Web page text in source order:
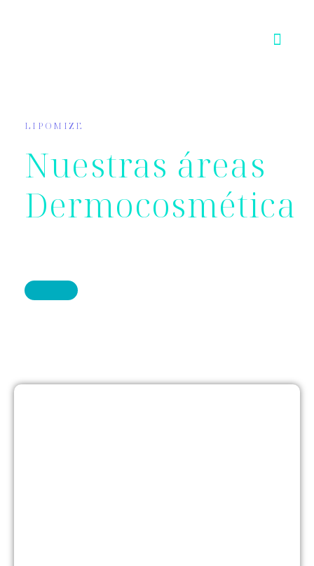
LIPOMIZE
Nuestras áreas
Dermocosmética